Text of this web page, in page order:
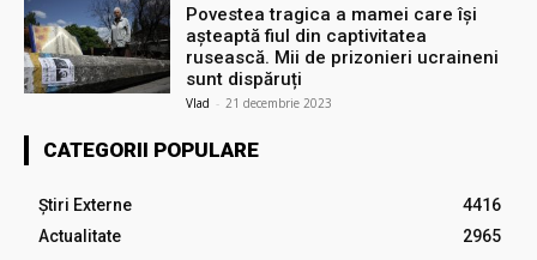
Povestea tragica a mamei care își
așteaptă fiul din captivitatea
rusească. Mii de prizonieri ucraineni
sunt dispăruți
Vlad - 21 decembrie 2023
CATEGORII POPULARE
Știri Externe
4416
Actualitate
2965